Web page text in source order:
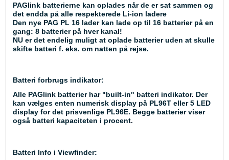
PAGlink batterierne kan oplades når de er sat sammen og
det endda på alle respekterede Li-ion ladere
Den nye PAG PL 16 lader kan lade op til 16 batterier på en
gang: 8 batterier på hver kanal!
NU er det endelig muligt at oplade batterier uden at skulle
skifte batteri f. eks. om natten på rejse.
Batteri forbrugs indikator:
Alle PAGlink batterier har "built-in" batteri indikator. Der
kan vælges enten numerisk display på PL96T eller 5 LED
display for det prisvenlige PL96E. Begge batterier viser
også batteri kapaciteten i procent.
Batteri Info i Viewfinder: